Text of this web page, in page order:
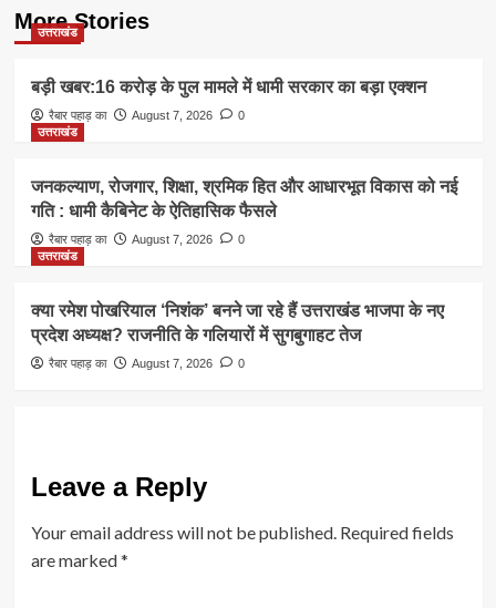
More Stories
उत्तराखंड
बड़ी खबर:16 करोड़ के पुल मामले में धामी सरकार का बड़ा एक्शन
रैबार पहाड़ का August 7, 2026
0
उत्तराखंड
जनकल्याण, रोजगार, शिक्षा, श्रमिक हित और आधारभूत विकास को नई
गति : धामी कैबिनेट के ऐतिहासिक फैसले
रैबार पहाड़ का August 7, 2026
0
उत्तराखंड
क्या रमेश पोखरियाल ‘निशंक’ बनने जा रहे हैं उत्तराखंड भाजपा के नए
प्रदेश अध्यक्ष? राजनीति के गलियारों में सुगबुगाहट तेज
रैबार पहाड़ का August 7, 2026 0
Leave a Reply
Your email address will not be published. Required fields
are marked*